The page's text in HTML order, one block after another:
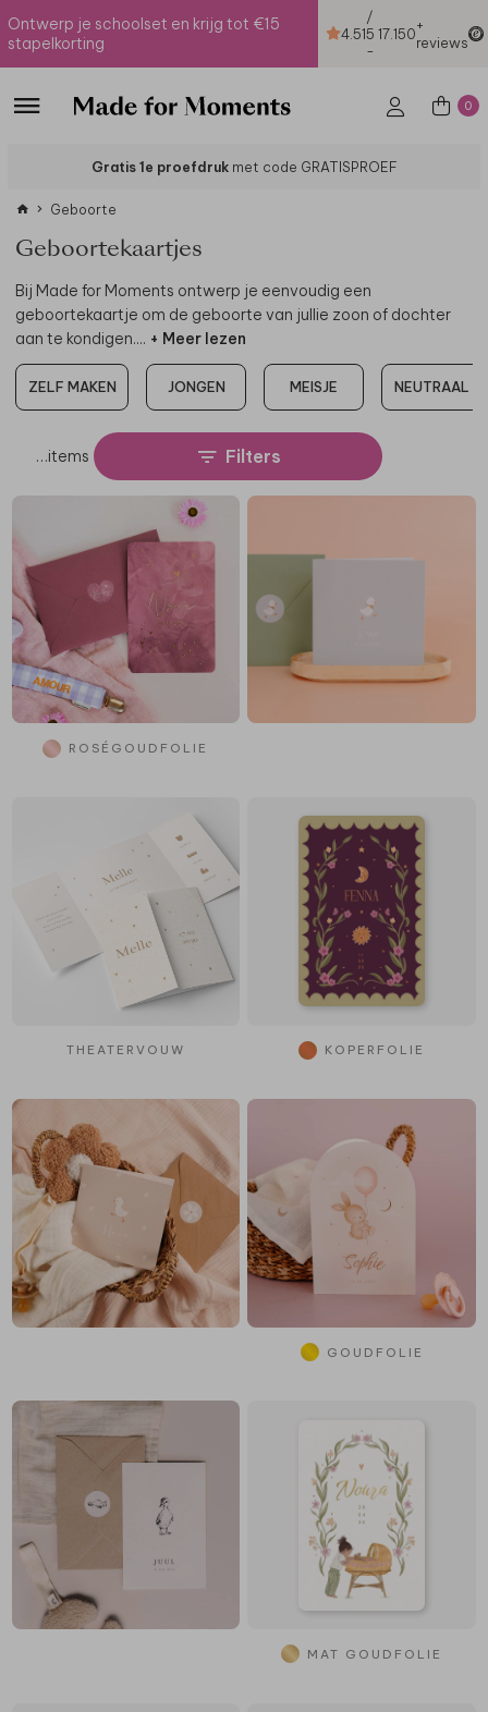
Ontwerp je schoolset en krijg tot €15
stapelkorting
4.51
/
5
-
17.150+
reviews
0
Gratis 1e proefdrukmet code GRATISPROEF
Geboorte
Geboortekaartjes
Bij Made for Moments ontwerp je eenvoudig een
geboortekaartje om de geboorte van jullie zoon of dochter
aan te kondigen.... + Meer lezen
ZELF MAKEN JONGEN MEISJE NEUTRAAL
…items Filters
ROSÉGOUDFOLIE
THEATERVOUW KOPERFOLIE
GOUDFOLIE
MAT GOUDFOLIE